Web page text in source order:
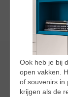
Ook heb je bij
open vakken.
of souvenirs in
krijgen als de